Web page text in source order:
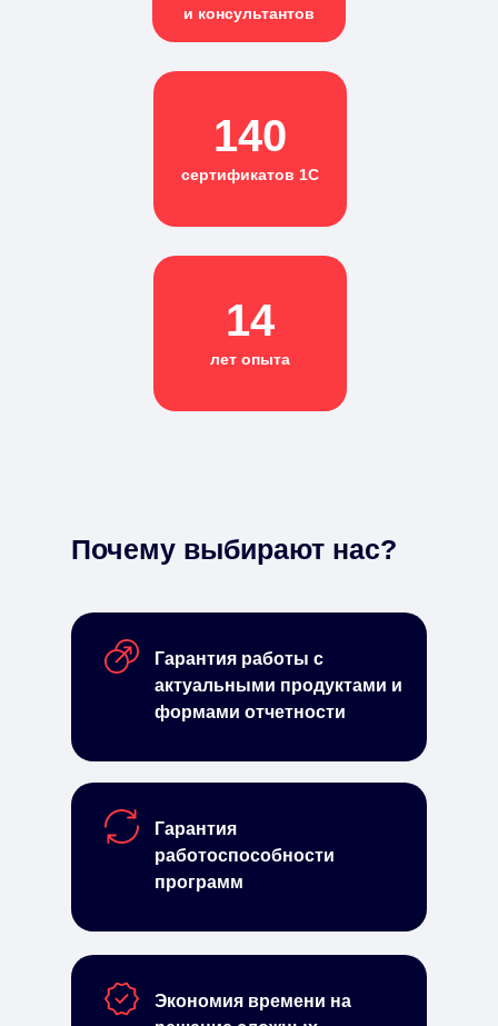
и консультантов
14
лет опыта
сертификатов 1С
140
Почему выбирают нас?
Гарантия работы с
актуальными продуктами и
формами отчетности
Гарантия
работоспособности
программ
Экономия времени на